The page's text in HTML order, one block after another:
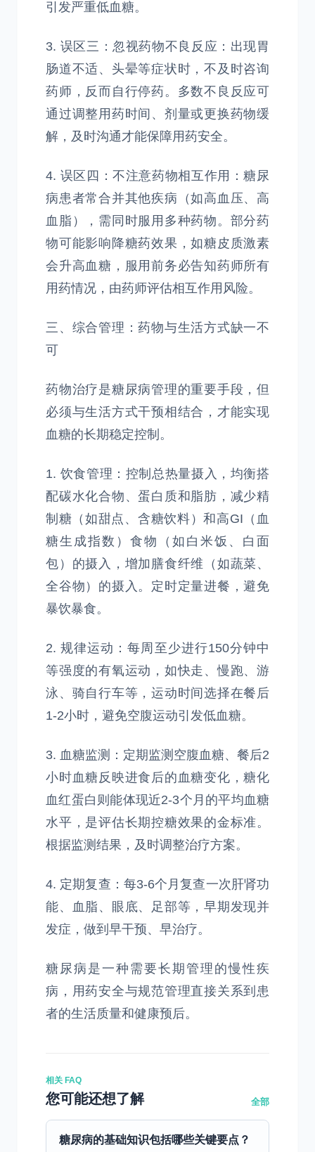
引发严重低血糖。
3. 误区三：忽视药物不良反应：出现胃
肠道不适、头晕等症状时，不及时咨询
药师，反而自行停药。多数不良反应可
通过调整用药时间、剂量或更换药物缓
解，及时沟通才能保障用药安全。
4. 误区四：不注意药物相互作用：糖尿
病患者常合并其他疾病（如高血压、高
血脂），需同时服用多种药物。部分药
物可能影响降糖药效果，如糖皮质激素
会升高血糖，服用前务必告知药师所有
用药情况，由药师评估相互作用风险。
三、综合管理：药物与生活方式缺一不
可
药物治疗是糖尿病管理的重要手段，但
必须与生活方式干预相结合，才能实现
血糖的长期稳定控制。
1. 饮食管理：控制总热量摄入，均衡搭
配碳水化合物、蛋白质和脂肪，减少精
制糖（如甜点、含糖饮料）和高GI（血
糖生成指数）食物（如白米饭、白面
包）的摄入，增加膳食纤维（如蔬菜、
全谷物）的摄入。定时定量进餐，避免
暴饮暴食。
2. 规律运动：每周至少进行150分钟中
等强度的有氧运动，如快走、慢跑、游
泳、骑自行车等，运动时间选择在餐后
1-2小时，避免空腹运动引发低血糖。
3. 血糖监测：定期监测空腹血糖、餐后2
小时血糖反映进食后的血糖变化，糖化
血红蛋白则能体现近2-3个月的平均血糖
水平，是评估长期控糖效果的金标准。
根据监测结果，及时调整治疗方案。
4. 定期复查：每3-6个月复查一次肝肾功
能、血脂、眼底、足部等，早期发现并
发症，做到早干预、早治疗。
糖尿病是一种需要长期管理的慢性疾
病，用药安全与规范管理直接关系到患
者的生活质量和健康预后。
相关 FAQ
您可能还想了解 全部
糖尿病的基础知识包括哪些关键要点？